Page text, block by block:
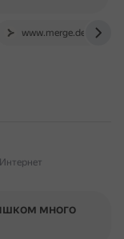
www.merge.dev
много